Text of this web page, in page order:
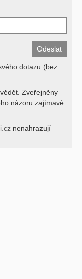
dotazu (bez
Zveřejněny
názoru zajímavé
nenahrazují